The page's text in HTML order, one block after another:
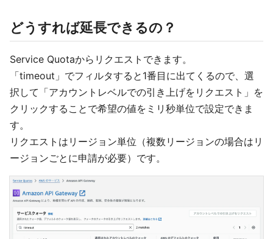
どうすれば延長できるの？
Service Quotaからリクエストできます。
「timeout」でフィルタすると1番目に出てくるので、選
択して「アカウントレベルでの引き上げをリクエスト」を
クリックすることで希望の値をミリ秒単位で設定できま
す。
リクエストはリージョン単位（複数リージョンの場合はリ
ージョンごとに申請が必要）です。